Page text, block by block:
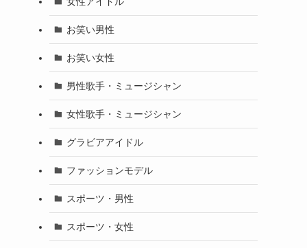
お笑い男性
お笑い女性
男性歌手・ミュージシャン
女性歌手・ミュージシャン
グラビアアイドル
ファッションモデル
スポーツ・男性
スポーツ・女性